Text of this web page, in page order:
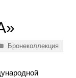
Рубрики
Бронеколлекция